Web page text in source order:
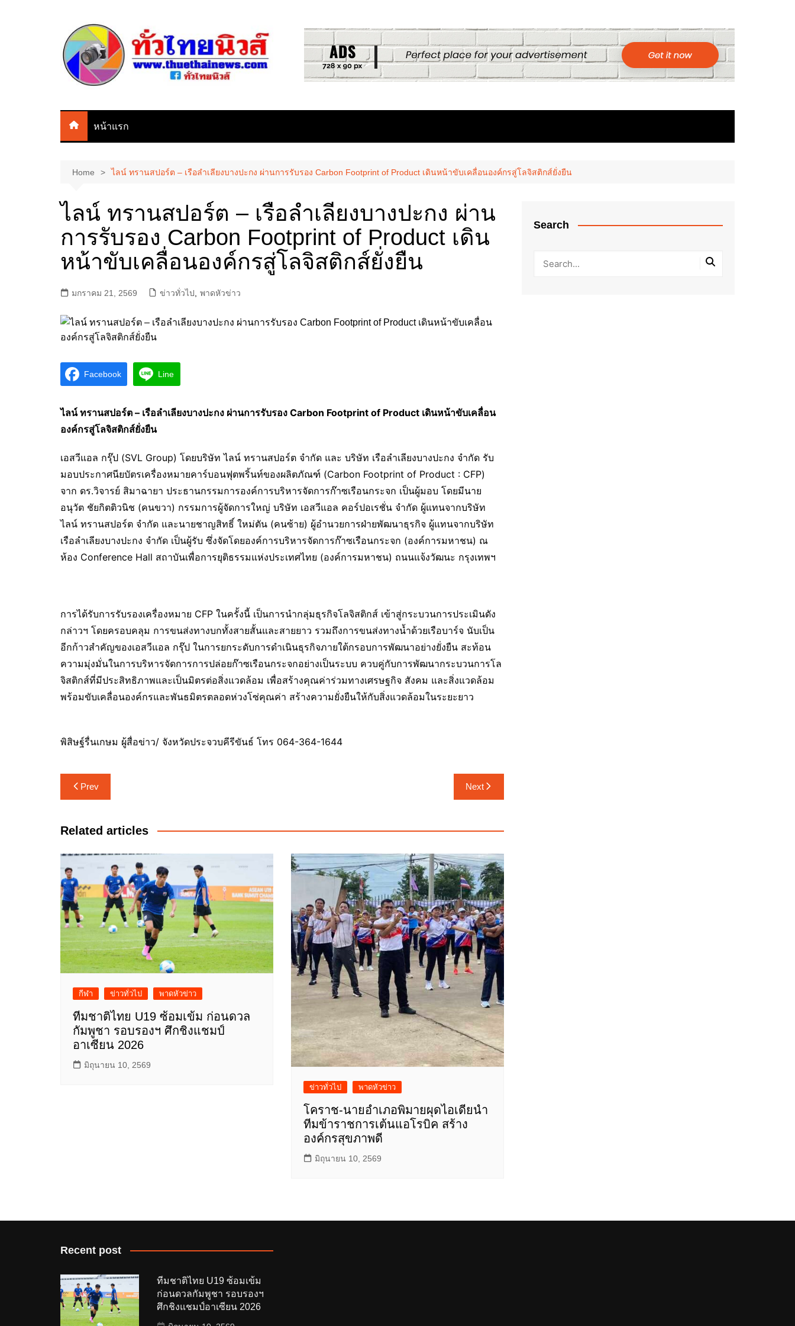
หน้าแรก
Home ไลน์ ทรานสปอร์ต – เรือลำเลียงบางปะกง ผ่านการรับรอง Carbon Footprint of Product เดินหน้าขับเคลื่อนองค์กรสู่โลจิสติกส์ยั่งยืน
ไลน์ ทรานสปอร์ต – เรือลำเลียงบางปะกง ผ่าน
การรับรอง Carbon Footprint of Product เดิน
หน้าขับเคลื่อนองค์กรสู่โลจิสติกส์ยั่งยืน
มกราคม 21, 2569 ข่าวทั่วไป พาดหัวข่าว
Facebook Line
ไลน์ ทรานสปอร์ต – เรือลำเลียงบางปะกง ผ่านการรับรอง Carbon Footprint of Product เดินหน้าขับเคลื่อน
องค์กรสู่โลจิสติกส์ยั่งยืน
เอสวีแอล กรุ๊ป (SVL Group) โดยบริษัท ไลน์ ทรานสปอร์ต จำกัด และ บริษัท เรือลำเลียงบางปะกง จำกัด รับ
มอบประกาศนียบัตรเครื่องหมายคาร์บอนฟุตพริ้นท์ของผลิตภัณฑ์ (Carbon Footprint of Product : CFP)
จาก ดร.วิจารย์ สิมาฉายา ประธานกรรมการองค์การบริหารจัดการก๊าซเรือนกระจก เป็นผู้มอบ โดยมีนาย
อนุวัต ชัยกิตติวนิช (คนขวา) กรรมการผู้จัดการใหญ่ บริษัท เอสวีแอล คอร์ปอเรชั่น จำกัด ผู้แทนจากบริษัท
ไลน์ ทรานสปอร์ต จำกัด และนายชาญสิทธิ์ ใหม่ตัน (คนซ้าย) ผู้อำนวยการฝ่ายพัฒนาธุรกิจ ผู้แทนจากบริษัท
เรือลำเลียงบางปะกง จำกัด เป็นผู้รับ ซึ่งจัดโดยองค์การบริหารจัดการก๊าซเรือนกระจก (องค์การมหาชน) ณ
ห้อง Conference Hall สถาบันเพื่อการยุติธรรมแห่งประเทศไทย (องค์การมหาชน) ถนนแจ้งวัฒนะ กรุงเทพฯ
การได้รับการรับรองเครื่องหมาย CFP ในครั้งนี้ เป็นการนำกลุ่มธุรกิจโลจิสติกส์ เข้าสู่กระบวนการประเมินดัง
กล่าวฯ โดยครอบคลุม การขนส่งทางบกทั้งสายสั้นและสายยาว รวมถึงการขนส่งทางน้ำด้วยเรือบาร์จ นับเป็น
อีกก้าวสำคัญของเอสวีแอล กรุ๊ป ในการยกระดับการดำเนินธุรกิจภายใต้กรอบการพัฒนาอย่างยั่งยืน สะท้อน
ความมุ่งมั่นในการบริหารจัดการการปล่อยก๊าซเรือนกระจกอย่างเป็นระบบ ควบคู่กับการพัฒนากระบวนการโล
จิสติกส์ที่มีประสิทธิภาพและเป็นมิตรต่อสิ่งแวดล้อม เพื่อสร้างคุณค่าร่วมทางเศรษฐกิจ สังคม และสิ่งแวดล้อม
พร้อมขับเคลื่อนองค์กรและพันธมิตรตลอดห่วงโซ่คุณค่า สร้างความยั่งยืนให้กับสิ่งแวดล้อมในระยะยาว
พิสิษฐ์รื่นเกษม ผู้สื่อข่าว/ จังหวัดประจวบคีรีขันธ์ โทร 064-364-1644
แนะแนว
เรื่อง
Prev Next
Related articles
กีฬา ข่าวทั่วไป พาดหัวข่าว
ทีมชาติไทย U19 ซ้อมเข้ม ก่อนดวล
กัมพูชา รอบรองฯ ศึกชิงแชมป์
อาเซียน 2026
มิถุนายน 10, 2569
ข่าวทั่วไป พาดหัวข่าว
โคราช-นายอำเภอพิมายผุดไอเดียนำ
ทีมข้าราชการเต้นแอโรบิค สร้าง
องค์กรสุขภาพดี
มิถุนายน 10, 2569
Search
Recent post
ทีมชาติไทย U19 ซ้อมเข้ม
ก่อนดวลกัมพูชา รอบรองฯ
ศึกชิงแชมป์อาเซียน 2026